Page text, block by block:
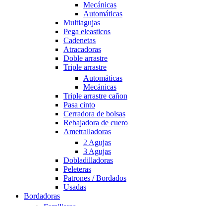
Mecánicas
Automáticas
Multiagujas
Pega eleasticos
Cadenetas
Atracadoras
Doble arrastre
Triple arrastre
Automáticas
Mecánicas
Triple arrastre cañon
Pasa cinto
Cerradora de bolsas
Rebajadora de cuero
Ametralladoras
2 Agujas
3 Agujas
Dobladilladoras
Peleteras
Patrones / Bordados
Usadas
Bordadoras